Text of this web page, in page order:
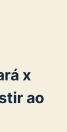
x
ao